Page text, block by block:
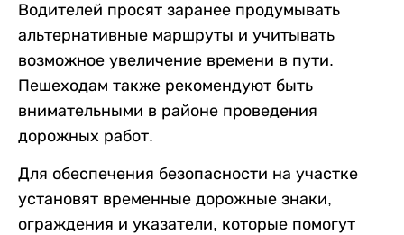
Водителей просят заранее продумывать
альтернативные маршруты и учитывать
возможное увеличение времени в пути.
Пешеходам также рекомендуют быть
внимательными в районе проведения
дорожных работ.
Для обеспечения безопасности на участке
установят временные дорожные знаки,
ограждения и указатели, которые помогут